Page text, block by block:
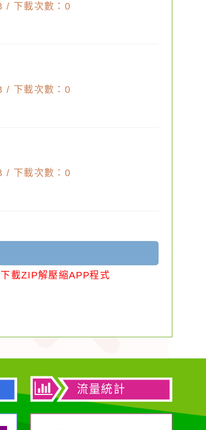
/ 下載次數：0
/ 下載次數：0
/ 下載次數：0
載ZIP解壓縮APP程式
流量統計